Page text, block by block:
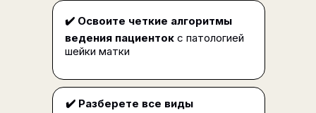
Тем, кто хочет работать
удаленно и иметь высокий доход
✔️ Разберете все виды
✔️ Освоите четкие алгоритмы
ведения пациенток с патологией
шейки матки